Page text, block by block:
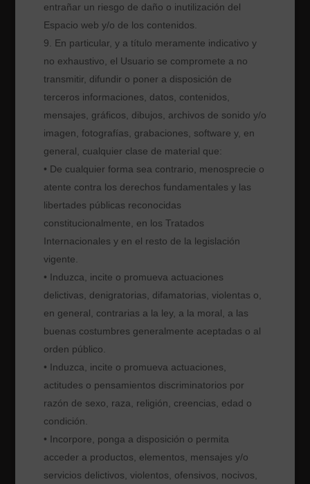
entrañar un riesgo de daño o inutilización del
Espacio web y/o de los contenidos.
En particular, y a título meramente indicativo y
no exhaustivo, el Usuario se compromete a no
transmitir, difundir o poner a disposición de
terceros informaciones, datos, contenidos,
mensajes, gráficos, dibujos, archivos de sonido y/o
imagen, fotografías, grabaciones, software y, en
general, cualquier clase de material que:
• De cualquier forma sea contrario, menosprecie o
atente contra los derechos fundamentales y las
libertades públicas reconocidas
constitucionalmente, en los Tratados
Internacionales y en el resto de la legislación
vigente.
• Induzca, incite o promueva actuaciones
delictivas, denigratorias, difamatorias, violentas o,
en general, contrarias a la ley, a la moral, a las
buenas costumbres generalmente aceptadas o al
orden público.
• Induzca, incite o promueva actuaciones,
actitudes o pensamientos discriminatorios por
razón de sexo, raza, religión, creencias, edad o
condición.
• Incorpore, ponga a disposición o permita
acceder a productos, elementos, mensajes y/o
servicios delictivos, violentos, ofensivos, nocivos,